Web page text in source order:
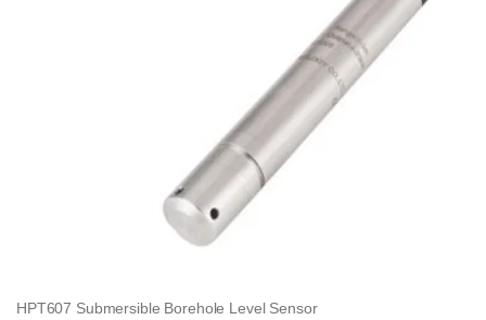
HPT607 Submersible Borehole Level Sensor